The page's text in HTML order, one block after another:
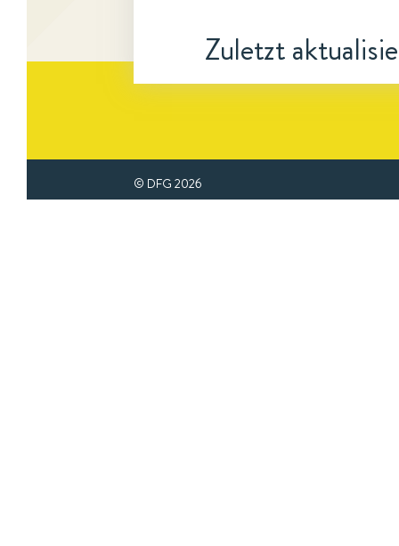
Zuletzt
© DFG 2026